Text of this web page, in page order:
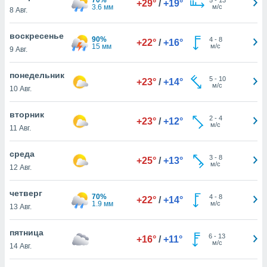
действия
рекламу
нашей
cookie
cookie
в
нашего
8 Авг.
3.6 мм
+29° / +19°
м/с
воскресенье
9 Авг.
90%
15 мм
+22° / +16° 4- 8
м/с
понедельник
10 Авг.
+23° / +14° 5- 10
м/с
вторник
11 Авг.
+23° / +12° 2- 4
м/с
среда
12 Авг.
+25° / +13° 3- 8
м/с
четверг
13 Авг.
70%
1.9 мм
+22° / +14° 4- 8
м/с
пятница
14 Авг.
+16° / +11° 6 - 13
м/с